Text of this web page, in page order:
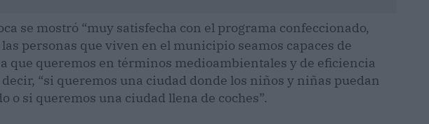
se mostró “muy satisfecha con el programa confeccionado,
personas que viven en el municipio seamos capaces de
que queremos en términos medioambientales y de eficiencia
“si queremos una ciudad donde los niños y niñas puedan
o si queremos una ciudad llena de coches”.